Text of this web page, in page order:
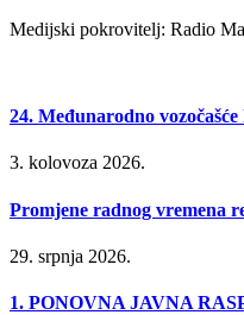
Medijski pokrovitelj: Radio
24. Međunarodno
3. kolovoza 2026.
Promjene radnog vremena
29. srpnja 2026.
1. PONOVNA JAVNA